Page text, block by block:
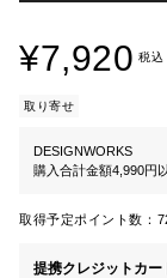
¥7,920 税込
取り寄せ
DESIGNWORKS
購入合計金額4,990円
取得予定ポイント数：
提携クレジットカー